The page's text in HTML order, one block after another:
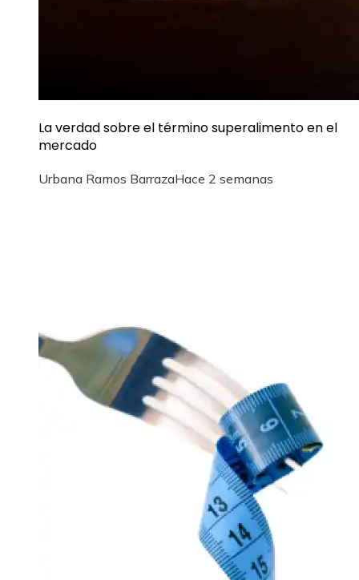
La verdad sobre el término superalimento en el
mercado
Urbana Ramos BarrazaHace 2 semanas